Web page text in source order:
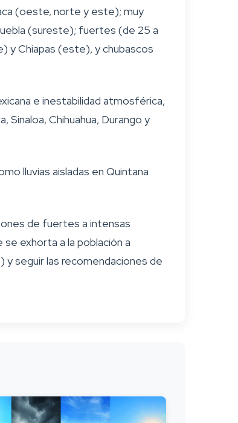
(oeste, norte y este); muy
(sureste); fuertes (de 25 a
y Chiapas (este), y chubascos
e inestabilidad atmosférica,
Chihuahua, Durango y
lluvias aisladas en Quintana
de fuertes a intensas
exhorta a la población a
y seguir las recomendaciones de